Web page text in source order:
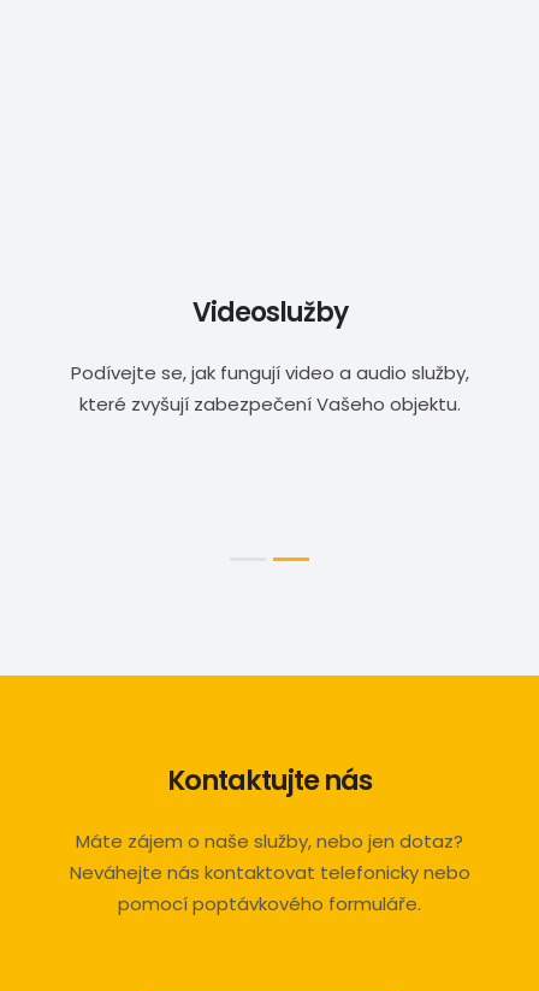
Videoslužby
Podívejte se, jak fungují video a audio služby,
které zvyšují zabezpečení Vašeho objektu.
Kontaktujte nás
Máte zájem o naše služby, nebo jen dotaz?
Neváhejte nás kontaktovat telefonicky nebo
pomocí poptávkového formuláře.